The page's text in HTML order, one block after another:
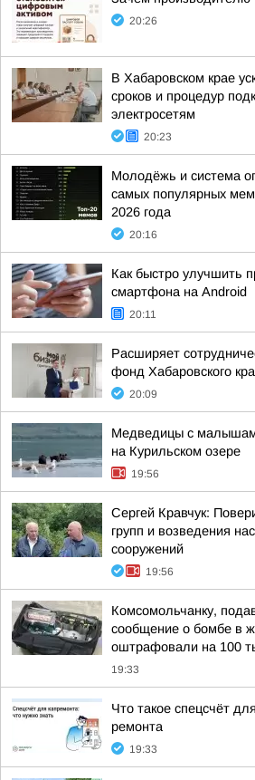
20:26
В Хабаровском крае
сроков и процедур
электросетям
20:23
Молодёжь и система
самых популярных
2026 года
20:16
Как быстро улучшить
смартфона на Android
20:11
Расширяет
фонд Хабаровского
20:09
Медведицы с
на Курильском озере
19:56
Сергей Кравчук:
групп и возведения
сооружений
19:56
Комсомольчанку,
сообщение о бомбе в
оштрафовали на 100
19:33
Что такое спецсчёт
ремонта
19:33